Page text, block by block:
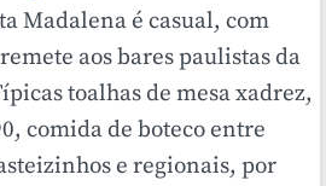
Madalena é casual, com
aos bares paulistas da
toalhas de mesa xadrez,
comida de boteco entre
e regionais, por